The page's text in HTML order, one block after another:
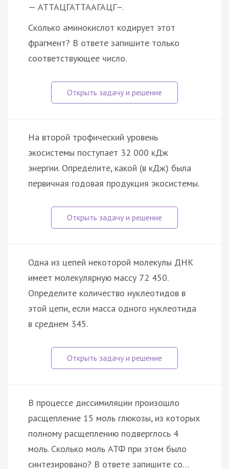
— АТТАЦГАТТААГАЦГ–.
Сколько аминокислот кодирует этот
фрагмент? В ответе запишите только
соответствующее число.
На второй трофический уровень
экосистемы поступает 32 000 кДж
энергии. Определите, какой (в кДж) была
первичная годовая продукция экосистемы.
Одна из цепей некоторой молекулы ДНК
имеет молекулярную массу 72 450.
Определите количество нуклеотидов в
этой цепи, если масса одного нуклеотида
в среднем 345.
В процессе диссимиляции произошло
расщепление 15 моль глюкозы, из которых
полному расщеплению подверглось 4
моль. Сколько моль АТФ при этом было
синтезировано? В ответе запишите со…